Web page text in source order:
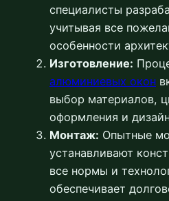
специалисты
учитывая все
особенности
Изготовление:
алюминиевых окон
выбор материалов,
оформления и
Монтаж: Опытные
устанавливают
все нормы и
обеспечивает